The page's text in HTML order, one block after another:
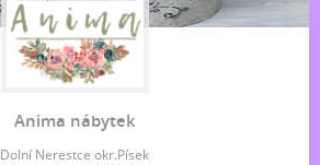
Anima nábytek
Dolní Nerestce okr.Písek